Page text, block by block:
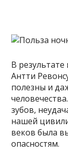
В результате
Антти
полезны и
зубов,
нашей
веков была
опасностям.